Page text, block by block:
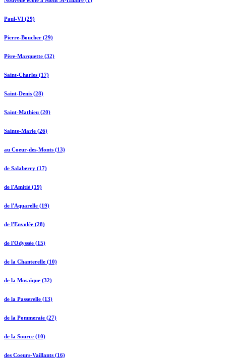
Paul-VI (29)
Pierre-Boucher (29)
Père-Marquette (32)
Saint-Charles (17)
Saint-Denis (28)
Saint-Mathieu (20)
Sainte-Marie (26)
au Coeur-des-Monts (13)
de Salaberry (17)
de l'Amitié (19)
de l'Aquarelle (19)
de l'Envolée (28)
de l'Odyssée (15)
de la Chanterelle (10)
de la Mosaïque (32)
de la Passerelle (13)
de la Pommeraie (27)
de la Source (10)
des Coeurs-Vaillants (16)